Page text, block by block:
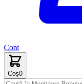
Cont
Coș0